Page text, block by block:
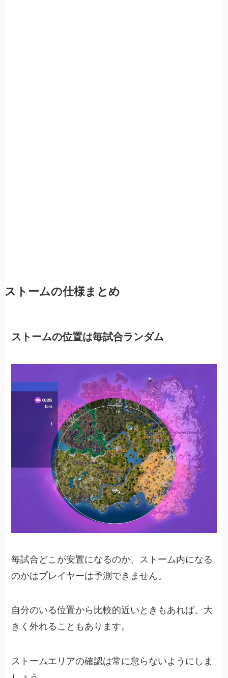
ストームの仕様まとめ
ストームの位置は毎試合ランダム
毎試合どこが安置になるのか、ストーム内になる
のかはプレイヤーは予測できません。
自分のいる位置から比較的近いときもあれば、大
きく外れることもあります。
ストームエリアの確認は常に怠らないようにしま